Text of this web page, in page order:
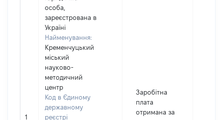
1
особа,
зареєстрована в
Україні
Найменування:
Кременчуцький
міський
науково-
методичний
центр
Код в Єдиному
державному
реєстрі
Заробітна
плата
отримана за